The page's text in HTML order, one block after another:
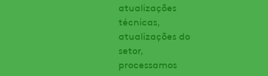
atualizações
técnicas,
atualizações do
setor,
processamos